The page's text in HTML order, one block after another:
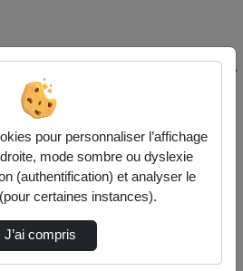
l'université Paris
sur Médiathèque de l'université
pour personnaliser l’affichage
mode sombre ou dyslexie
(authentification) et analyser le
certaines instances).
J’ai compris